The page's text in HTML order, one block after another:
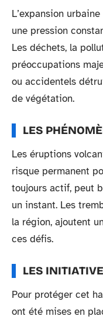
L’expansion
une pression
Les déchets, la
préoccupations
ou accidentels
de végétation.
LES
Les éruptions
risque permanent
toujours actif, peut
un instant. Les
la région, ajoutent
ces défis.
LES
Pour protéger cet
ont été mises en